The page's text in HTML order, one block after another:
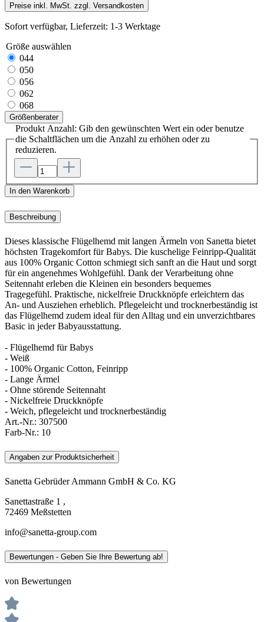
Preise inkl. MwSt. zzgl. Versandkosten
Sofort verfügbar, Lieferzeit: 1-3 Werktage
Größe auswählen
044
050
056
062
068
Größenberater
Produkt Anzahl: Gib den gewünschten Wert ein oder benutze
die Schaltflächen um die Anzahl zu erhöhen oder zu
reduzieren.
In den Warenkorb
Beschreibung
Dieses klassische Flügelhemd mit langen Ärmeln von Sanetta bietet
höchsten Tragekomfort für Babys. Die kuschelige Feinripp-Qualität
aus 100% Organic Cotton schmiegt sich sanft an die Haut und sorgt
für ein angenehmes Wohlgefühl. Dank der Verarbeitung ohne
Seitennaht erleben die Kleinen ein besonders bequemes
Tragegefühl. Praktische, nickelfreie Druckknöpfe erleichtern das
An- und Ausziehen erheblich. Pflegeleicht und trocknerbeständig ist
das Flügelhemd zudem ideal für den Alltag und ein unverzichtbares
Basic in jeder Babyausstattung.
- Flügelhemd für Babys
- Weiß
- 100% Organic Cotton, Feinripp
- Lange Ärmel
- Ohne störende Seitennaht
- Nickelfreie Druckknöpfe
- Weich, pflegeleicht und trocknerbeständig
Art.-Nr.: 307500
Farb-Nr.: 10
Angaben zur Produktsicherheit
Sanetta Gebrüder Ammann GmbH & Co. KG
Sanettastraße 1 ,
72469 Meßstetten
info@sanetta-group.com
Bewertungen - Geben Sie Ihre Bewertung ab!
von Bewertungen